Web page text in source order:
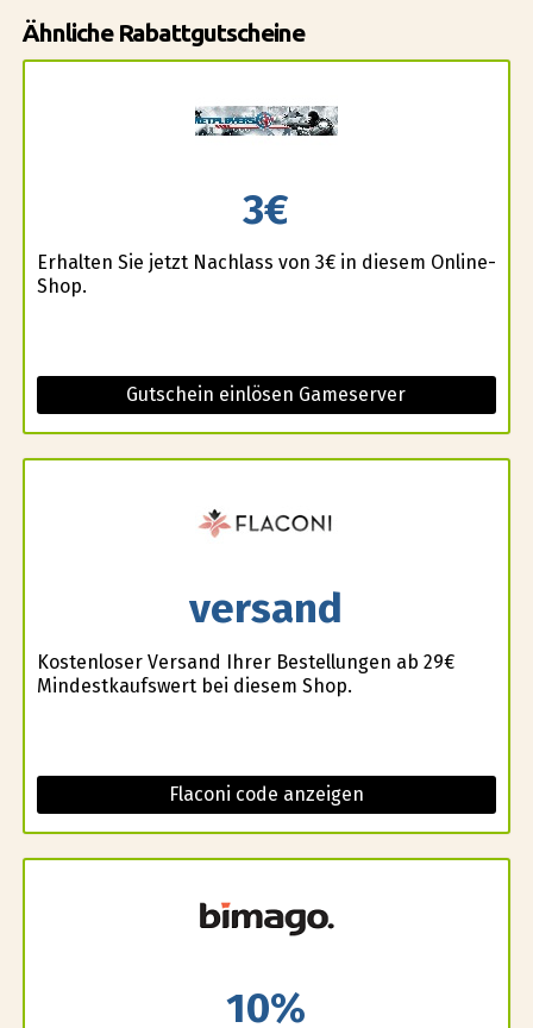
Ähnliche Rabattgutscheine
3€
Erhalten Sie jetzt Nachlass von 3€ in diesem Online-
Shop.
Gutschein einlösen Gameserver
versand
Kostenloser Versand Ihrer Bestellungen ab 29€
Mindestkaufswert bei diesem Shop.
Flaconi code anzeigen
10%